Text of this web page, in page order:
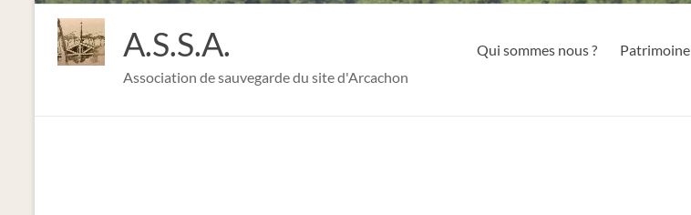
A.S.S.A.
Association de sauvegarde du site d'Arcachon
Qui sommes nous ? Patrimoine